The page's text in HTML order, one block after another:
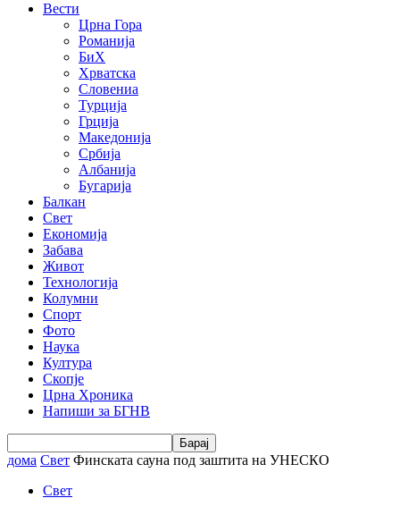
Вести
Црна Гора
Романија
БиХ
Хрватска
Словениа
Турција
Грција
Македонија
Србија
Албанија
Бугарија
Балкан
Свет
Економија
Забава
Живот
Технологија
Колумни
Спорт
Фото
Наука
Култура
Скопје
Црна Хроника
Напиши за БГНВ
дома Свет Финската сауна под заштита на УНЕСКО
Свет